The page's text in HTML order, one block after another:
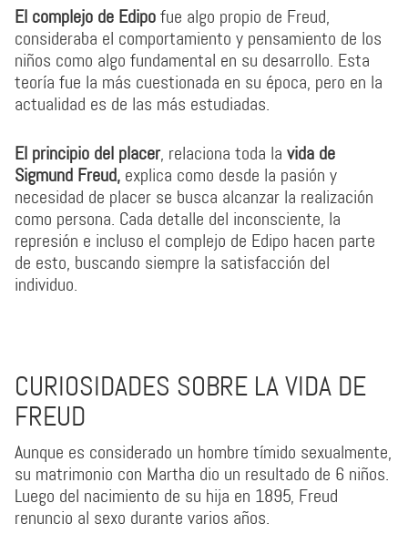
El complejo de Edipofue algo propio de Freud,
consideraba el comportamiento y pensamiento de los
niños como algo fundamental en su desarrollo. Esta
teoría fue la más cuestionada en su época, pero en la
actualidad es de las más estudiadas.
El principio del placer, relaciona toda la vida de
Sigmund Freud, explica como desde la pasión y
necesidad de placer se busca alcanzar la realización
como persona. Cada detalle del inconsciente, la
represión e incluso el complejo de Edipo hacen parte
de esto, buscando siempre la satisfacción del
individuo.
CURIOSIDADES SOBRE LA VIDA DE
FREUD
Aunque es considerado un hombre tímido sexualmente,
su matrimonio con Martha dio un resultado de 6 niños.
Luego del nacimiento de su hija en 1895, Freud
renuncio al sexo durante varios años.